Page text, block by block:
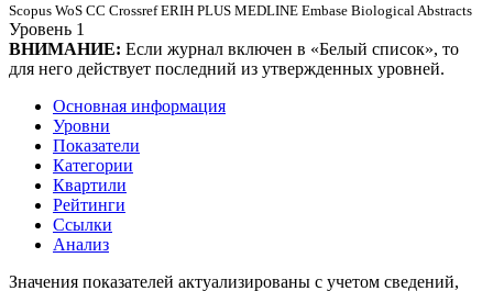
Scopus WoS CC Crossref ERIH PLUS MEDLINE Embase Biological Abstracts
Уровень 1
ВНИМАНИЕ: Если журнал включен в «Белый список», то
для него действует последний из утвержденных уровней.
Основная информация
Уровни
Показатели
Категории
Квартили
Рейтинги
Ссылки
Анализ
Значения показателей актуализированы с учетом сведений,